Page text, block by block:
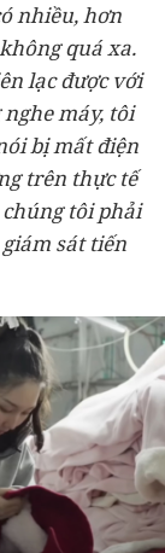
nhiều, hơn
quá xa.
lạc được với
máy, tôi
bị mất điện
trên thực tế
tôi phải
sát tiến